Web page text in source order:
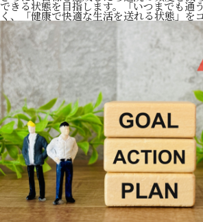
できる状態を目指します。「いつまでも通
く、「健康で快適な生活を送れる状態」を